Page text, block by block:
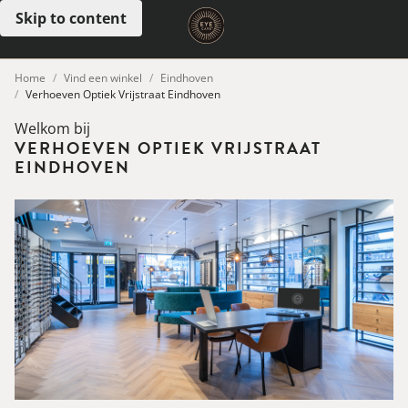
Skip to content
Open menu
Home Vind een winkel
Eindhoven
Verhoeven Optiek Vrijstraat Eindhoven
Welkom bij
VERHOEVEN OPTIEK VRIJSTRAAT
EINDHOVEN